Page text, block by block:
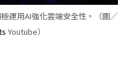
運用AI強化雲端安全性。（圖／
Youtube）